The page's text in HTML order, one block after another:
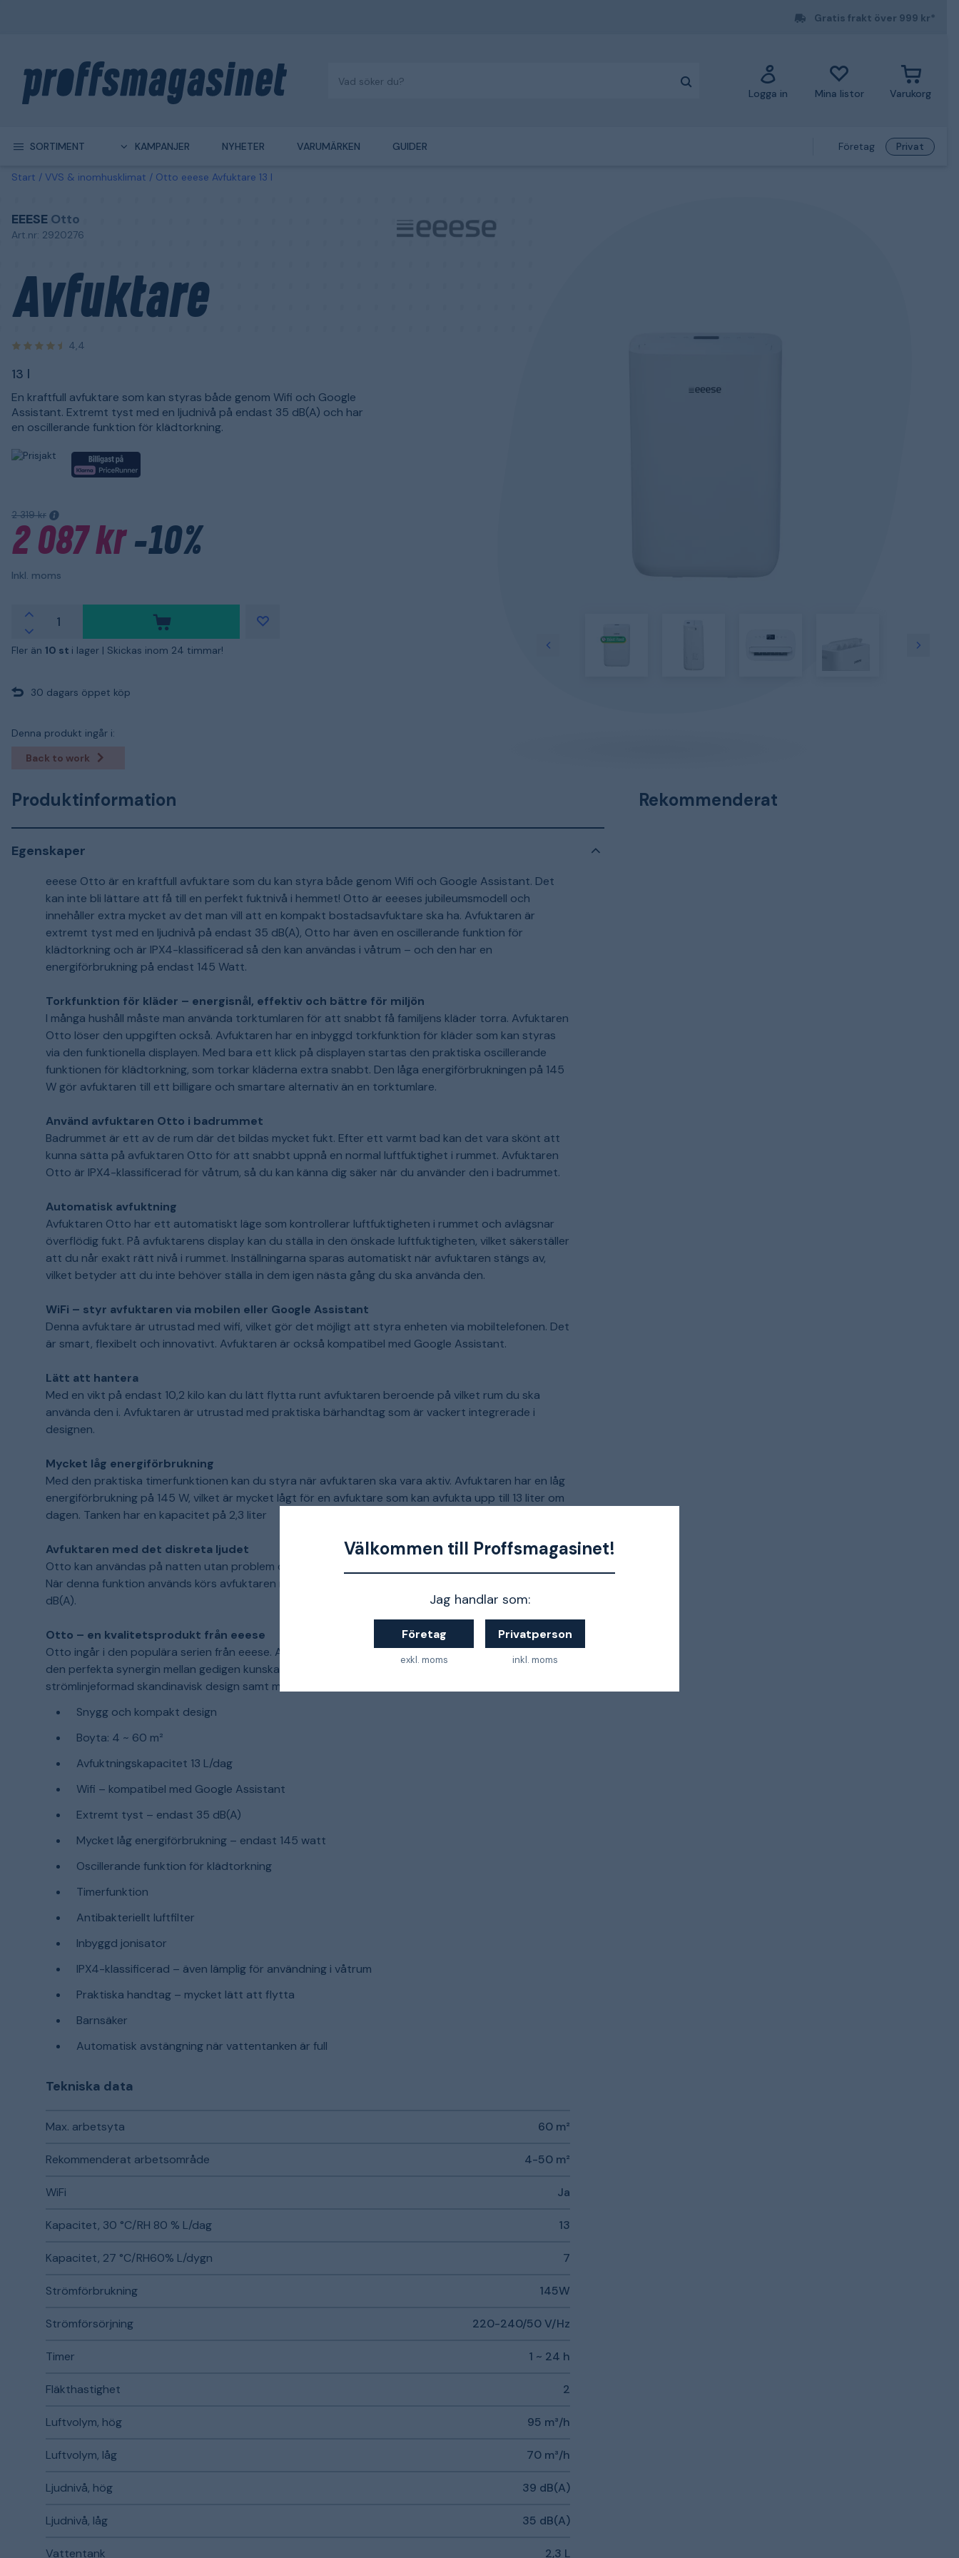
Välkommen till Proffsmagasinet!
Jag handlar som:
Företag
exkl. moms
Privatperson
inkl. moms
Gratis frakt över 999 kr*
Logga in Mina listor Varukorg
SORTIMENT KAMPANJER NYHETER VARUMÄRKEN GUIDER Företag Privat
Start VVS & inomhusklimat Otto eeese Avfuktare 13 l
EEESE Otto
Art.nr: 2920276
Avfuktare
4,4
13 l
En kraftfull avfuktare som kan styras både genom Wifi och Google
Assistant. Extremt tyst med en ljudnivå på endast 35 dB(A) och har
en oscillerande funktion för klädtorkning.
2 319 kr
2 087 kr-10%
Inkl. moms
Fler än 10 st i lager | Skickas inom 24 timmar!
30 dagars öppet köp
Denna produkt ingår i:
Back to work
Produktinformation
Egenskaper
eeese Otto är en kraftfull avfuktare som du kan styra både genom Wifi och Google Assistant. Det
kan inte bli lättare att få till en perfekt fuktnivå i hemmet! Otto är eeeses jubileumsmodell och
innehåller extra mycket av det man vill att en kompakt bostadsavfuktare ska ha. Avfuktaren är
extremt tyst med en ljudnivå på endast 35 dB(A), Otto har även en oscillerande funktion för
klädtorkning och är IPX4-klassificerad så den kan användas i våtrum – och den har en
energiförbrukning på endast 145 Watt.
Torkfunktion för kläder – energisnål, effektiv och bättre för miljön
I många hushåll måste man använda torktumlaren för att snabbt få familjens kläder torra. Avfuktaren
Otto löser den uppgiften också. Avfuktaren har en inbyggd torkfunktion för kläder som kan styras
via den funktionella displayen. Med bara ett klick på displayen startas den praktiska oscillerande
funktionen för klädtorkning, som torkar kläderna extra snabbt. Den låga energiförbrukningen på 145
W gör avfuktaren till ett billigare och smartare alternativ än en torktumlare.
Använd avfuktaren Otto i badrummet
Badrummet är ett av de rum där det bildas mycket fukt. Efter ett varmt bad kan det vara skönt att
kunna sätta på avfuktaren Otto för att snabbt uppnå en normal luftfuktighet i rummet. Avfuktaren
Otto är IPX4-klassificerad för våtrum, så du kan känna dig säker när du använder den i badrummet.
Automatisk avfuktning
Avfuktaren Otto har ett automatiskt läge som kontrollerar luftfuktigheten i rummet och avlägsnar
överflödig fukt. På avfuktarens display kan du ställa in den önskade luftfuktigheten, vilket säkerställer
att du når exakt rätt nivå i rummet. Inställningarna sparas automatiskt när avfuktaren stängs av,
vilket betyder att du inte behöver ställa in dem igen nästa gång du ska använda den.
WiFi – styr avfuktaren via mobilen eller Google Assistant
Denna avfuktare är utrustad med wifi, vilket gör det möjligt att styra enheten via mobiltelefonen. Det
är smart, flexibelt och innovativt. Avfuktaren är också kompatibel med Google Assistant.
Lätt att hantera
Med en vikt på endast 10,2 kilo kan du lätt flytta runt avfuktaren beroende på vilket rum du ska
använda den i. Avfuktaren är utrustad med praktiska bärhandtag som är vackert integrerade i
designen.
Mycket låg energiförbrukning
Med den praktiska timerfunktionen kan du styra när avfuktaren ska vara aktiv. Avfuktaren har en låg
energiförbrukning på 145 W, vilket är mycket lågt för en avfuktare som kan avfukta upp till 13 liter om
dagen. Tanken har en kapacitet på 2,3 liter
Avfuktaren med det diskreta ljudet
Otto kan användas på natten utan problem då den har ett smart viloläge som du lätt kan aktivera.
När denna funktion används körs avfuktaren med låg fläkthastighet och en ljudnivå på endast 35
dB(A).
Otto – en kvalitetsprodukt från eeese
Otto ingår i den populära serien från eeese. Alla produkter i denna serie är skapade utifrån målet om
den perfekta synergin mellan gedigen kunskap om det europeiska klimatet och miljön, snygg och
strömlinjeformad skandinavisk design samt med den senaste tekniken.
Snygg och kompakt design
Boyta: 4 ~ 60 m²
Avfuktningskapacitet 13 L/dag
Wifi – kompatibel med Google Assistant
Extremt tyst – endast 35 dB(A)
Mycket låg energiförbrukning – endast 145 watt
Oscillerande funktion för klädtorkning
Timerfunktion
Antibakteriellt luftfilter
Inbyggd jonisator
IPX4-klassificerad – även lämplig för användning i våtrum
Praktiska handtag – mycket lätt att flytta
Barnsäker
Automatisk avstängning när vattentanken är full
Tekniska data
Max. arbetsyta 60 m²
Rekommenderat arbetsområde 4-50 m²
WiFi Ja
Kapacitet, 30 °C/RH 80 % L/dag 13
Kapacitet, 27 °C/RH60% L/dygn 7
Strömförbrukning 145W
Strömförsörjning 220-240/50 V/Hz
Timer 1 ~ 24 h
Fläkthastighet 2
Luftvolym, hög 95 m³/h
Luftvolym, låg 70 m³/h
Ljudnivå, hög 39 dB(A)
Ljudnivå, låg 35 dB(A)
Vattentank 2,3 L
Rekommenderat